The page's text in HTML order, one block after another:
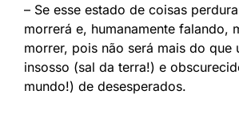
– Se esse estado de coisas
morrerá e, humanamente falando,
morrer, pois não será mais do que
insosso (sal da terra!) e
mundo!) de desesperados.